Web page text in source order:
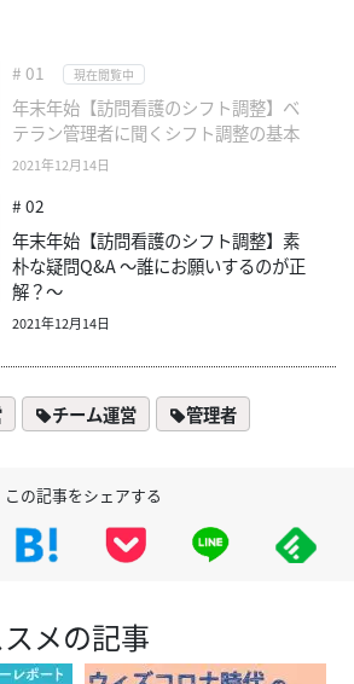
# 01 現在閲覧中
年末年始【訪問看護のシフト調整】ベ
テラン管理者に聞くシフト調整の基本
2021年12月14日
# 02
年末年始【訪問看護のシフト調整】素
朴な疑問Q&A ～誰にお願いするのが正
解？～
2021年12月14日
チーム運営 管理者
この記事をシェアする
メの記事